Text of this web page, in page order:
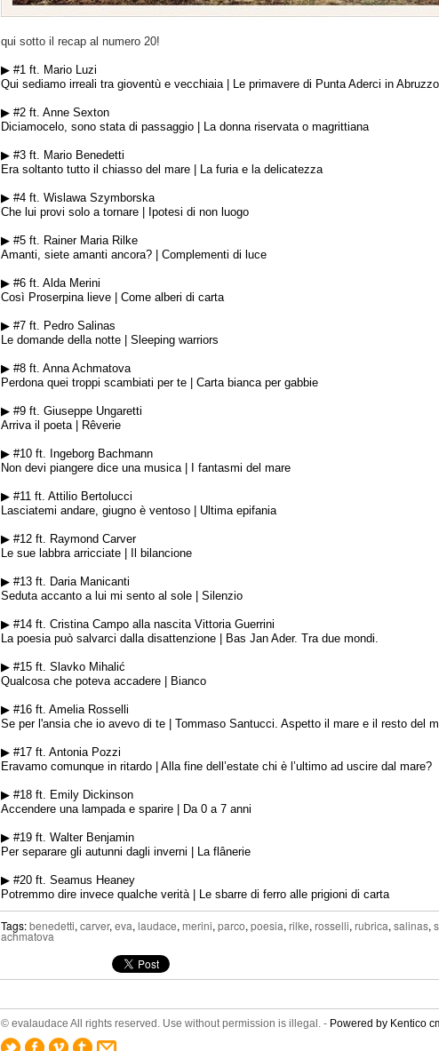
qui sotto il recap al numero 20!
▶ #1 ft. Mario Luzi
Qui sediamo irreali tra gioventù e vecchiaia| Le primavere di Punta Aderci in Abruzzo
▶ #2 ft. Anne Sexton
Diciamocelo, sono stata di passaggio | La donna riservata o magrittiana
▶ #3 ft. Mario Benedetti
Era soltanto tutto il chiasso del mare | La furia e la delicatezza
▶ #4 ft. Wislawa Szymborska
Che lui provi solo a tornare | Ipotesi di non luogo
▶ #5 ft. Rainer Maria Rilke
Amanti, siete amanti ancora? | Complementi di luce
▶ #6 ft. Alda Merini
Così Proserpina lieve | Come alberi di carta
▶ #7 ft. Pedro Salinas
Le domande della notte | Sleeping warriors
▶ #8 ft. Anna Achmatova
Perdona quei troppi scambiati per te | Carta bianca per gabbie
▶ #9 ft. Giuseppe Ungaretti
Arriva il poeta | Rêverie
▶ #10 ft. Ingeborg Bachmann
Non devi piangere dice una musica| I fantasmi del mare
▶ #11 ft. Attilio Bertolucci
Lasciatemi andare, giugno è ventoso | Ultima epifania
▶ #12 ft. Raymond Carver
Le sue labbra arricciate | Il bilancione
▶ #13 ft. Daria Manicanti
Seduta accanto a lui mi sento al sole | Silenzio
▶ #14 ft. Cristina Campo alla nascita Vittoria Guerrini
La poesia può salvarci dalla disattenzione | Bas Jan Ader. Tra due mondi.
▶ #15 ft. Slavko Mihalić
Qualcosa che poteva accadere | Bianco
▶ #16 ft. Amelia Rosselli
Se per l'ansia che io avevo di te | Tommaso Santucci. Aspetto il mare e il resto del
▶ #17 ft. Antonia Pozzi
Eravamo comunque in ritardo | Alla fine dell’estate chi è l’ultimo ad uscire dal mare?
▶ #18 ft. Emily Dickinson
Accendere una lampada e sparire
Da 0 a 7 anni
▶ #19 ft. Walter Benjamin
Per separare gli autunni dagli inverni | La flânerie
▶ #20 ft. Seamus Heaney
Potremmo dire invece qualche verità | Le sbarre di ferro alle prigioni di carta
Tags:benedetti, carver, eva, laudace, merini, parco, poesia, rilke, rosselli, rubrica, salinas,
achmatova
© evalaudace All rights reserved. Use without permission is illegal. - Powered by Kentico